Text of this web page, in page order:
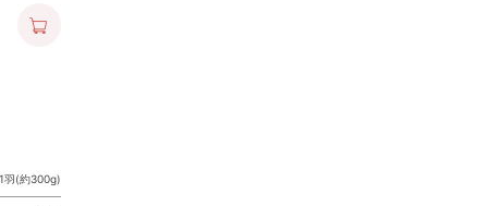
1羽(約300g)